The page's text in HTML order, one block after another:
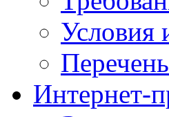
Условия
Интернет-